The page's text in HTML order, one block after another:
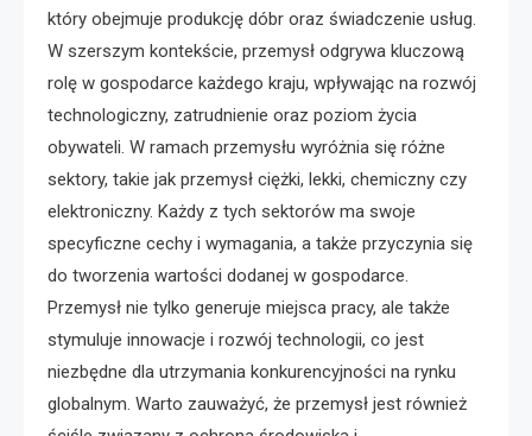
który obejmuje produkcję dóbr oraz świadczenie usług.
W szerszym kontekście, przemysł odgrywa kluczową
rolę w gospodarce każdego kraju, wpływając na rozwój
technologiczny, zatrudnienie oraz poziom życia
obywateli. W ramach przemysłu wyróżnia się różne
sektory, takie jak przemysł ciężki, lekki, chemiczny czy
elektroniczny. Każdy z tych sektorów ma swoje
specyficzne cechy i wymagania, a także przyczynia się
do tworzenia wartości dodanej w gospodarce.
Przemysł nie tylko generuje miejsca pracy, ale także
stymuluje innowacje i rozwój technologii, co jest
niezbędne dla utrzymania konkurencyjności na rynku
globalnym. Warto zauważyć, że przemysł jest również